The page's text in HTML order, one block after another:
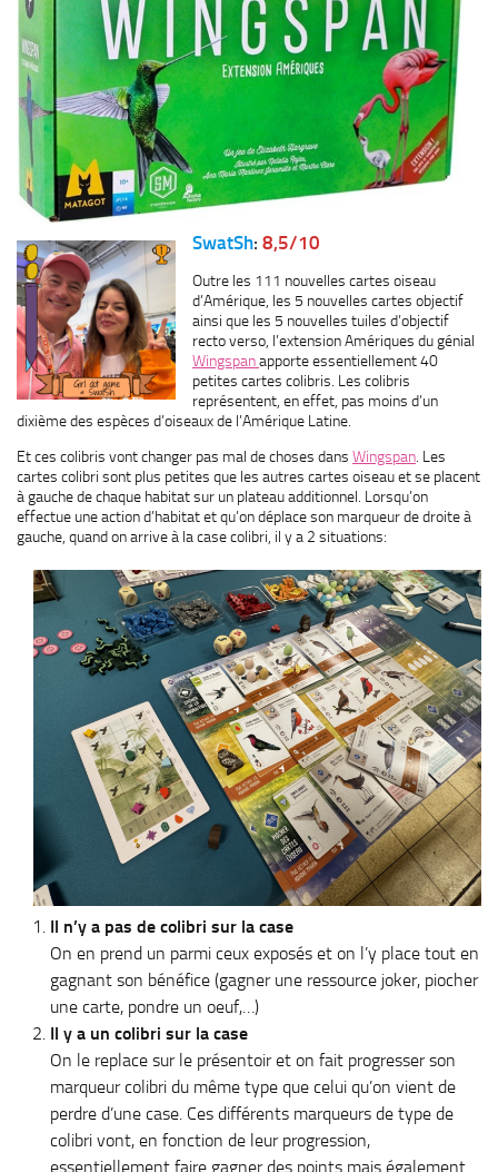
SwatSh: 8,5/10
Outre les 111 nouvelles cartes oiseau
d’Amérique, les 5 nouvelles cartes objectif
ainsi que les 5 nouvelles tuiles d’objectif
recto verso, l’extension Amériques du génial
Wingspanapporte essentiellement 40
petites cartes colibris. Les colibris
représentent, en effet, pas moins d’un
dixième des espèces d’oiseaux de l’Amérique Latine.
Et ces colibris vont changer pas mal de choses dans Wingspan . Les
cartes colibri sont plus petites que les autres cartes oiseau et se placent
à gauche de chaque habitat sur un plateau additionnel. Lorsqu’on
effectue une action d’habitat et qu’on déplace son marqueur de droite à
gauche, quand on arrive à la case colibri, il y a 2 situations:
Il n’y a pas de colibri sur la case
On en prend un parmi ceux exposés et on l’y place tout en
gagnant son bénéfice (gagner une ressource joker, piocher
une carte, pondre un oeuf,…)
Il y a un colibri sur la case
On le replace sur le présentoir et on fait progresser son
marqueur colibri du même type que celui qu’on vient de
perdre d’une case. Ces différents marqueurs de type de
colibri vont, en fonction de leur progression,
essentiellement faire gagner des points mais également